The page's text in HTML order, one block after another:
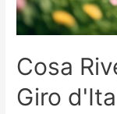
Cosa
Giro